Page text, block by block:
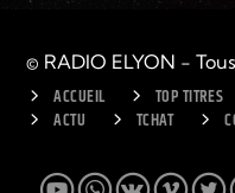
© RADIO ELYON -
ACCUEIL TOP TITRES
ACTU
TCHAT